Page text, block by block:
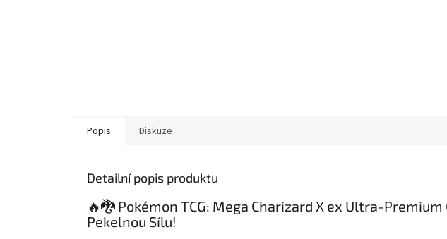
Popis Diskuze
Detailní popis produktu
🔥🐉 Pokémon TCG: Mega Charizard X ex Ultra-
Pekelnou Sílu!